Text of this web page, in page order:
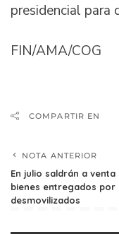
presidencial para
FIN/AMA/COG
COMPARTIR EN
NOTA ANTERIOR
En julio saldrán a venta
bienes entregados por
desmovilizados